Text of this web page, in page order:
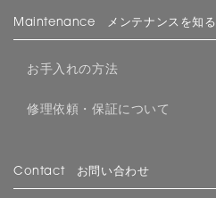
Maintenance メンテナンスを知る
お手入れの方法
修理依頼・保証について
Contact お問い合わせ